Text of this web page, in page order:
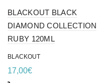
BLACKOUT BLACK
DIAMOND COLLECTION
RUBY 120ML
BLACKOUT
17,00€